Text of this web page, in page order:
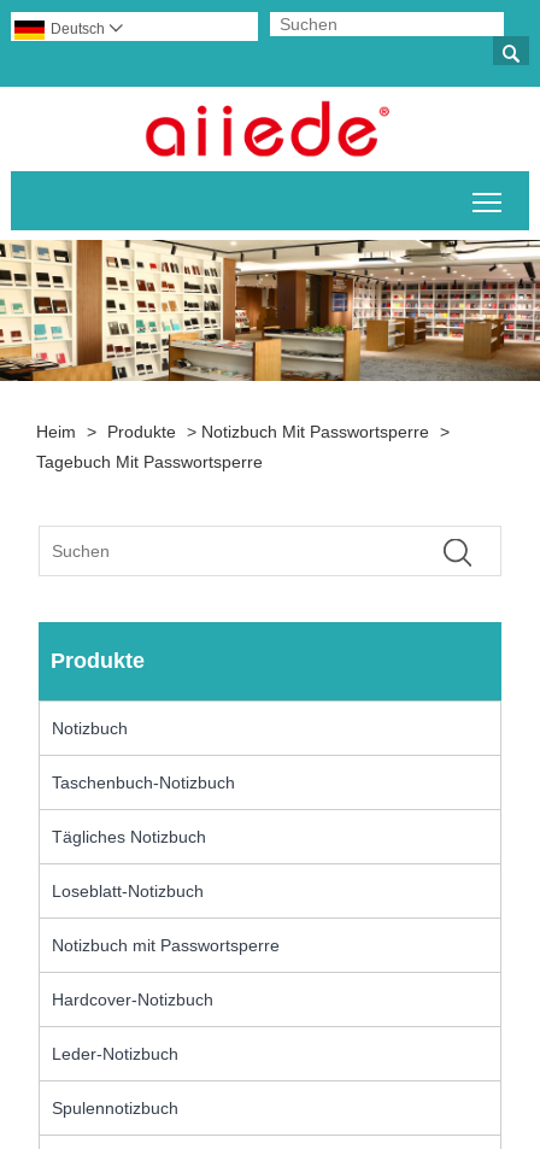

Deutsch 
Heim > Produkte > Notizbuch Mit Passwortsperre >
Tagebuch Mit Passwortsperre
Produkte
Notizbuch
Taschenbuch-Notizbuch
Tägliches Notizbuch
Loseblatt-Notizbuch
Notizbuch mit Passwortsperre
Hardcover-Notizbuch
Leder-Notizbuch
Spulennotizbuch